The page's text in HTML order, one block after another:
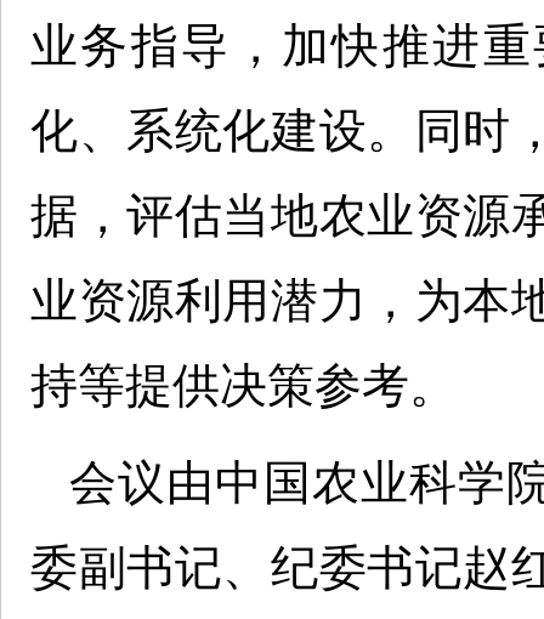
业务指导，加快推进
化、系统化建设。同时
据，评估当地农业资源
业资源利用潜力，为本
持等提供决策参考。
会议由中国农业科学
委副书记、纪委书记赵